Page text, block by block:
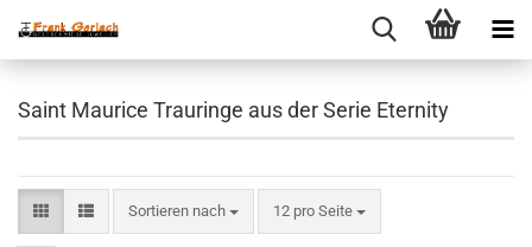
Saint Maurice Trauringe aus der Serie Eternity
Sortieren nach
Sortieren nach 12 pro Seite
pro Seite